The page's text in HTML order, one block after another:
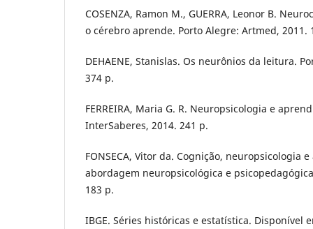
COSENZA, Ramon M., GUERRA, Leonor B.
o cérebro aprende. Porto Alegre: Artmed, 2011.
DEHAENE, Stanislas. Os neurônios da leitura.
374 p.
FERREIRA, Maria G. R. Neuropsicologia e
InterSaberes, 2014. 241 p.
FONSECA, Vitor da. Cognição, neuropsicologia
abordagem neuropsicológica e
183 p.
IBGE. Séries históricas e estatística. Disponível